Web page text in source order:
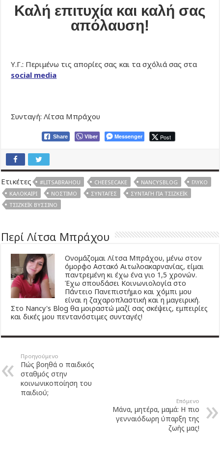
Καλή επιτυχία και καλή σας
απόλαυση!
Υ.Γ.: Περιμένω τις απορίες σας και τα σχόλιά σας στα
social media
Συνταγή: Λίτσα Μπράχου
Share Viber Messenger Post
Ετικέτες #LITSABRAHOU CHEESECAKE NANCYSBLOG
ΓΛΥΚΌ
ΚΑΛΟΚΑΊΡΙ
ΝΌΣΤΙΜΟ ΣΥΝΤΑΓΈΣ
ΣΥΝΤΑΓΉ ΓΙΑ ΤΣΙΖΚΈΙΚ
ΤΣΙΖΚΈΙΚ ΒΎΣΣΙΝΟ
Περί Λίτσα Μπράχου
Ονομάζομαι Λίτσα Μπράχου, μένω στον
όμορφο Αστακό Αιτωλοακαρνανίας, είμαι
παντρεμένη κι έχω ένα γιο 1,5 χρονών.
Έχω σπουδάσει Κοινωνιολογία στο
Πάντειο Πανεπιστήμιο και χόμπι μου
είναι η ζαχαροπλαστική και η μαγειρική.
Στο Nancy's Blog θα μοιραστώ μαζί σας σκέψεις, εμπειρίες
και δικές μου πεντανόστιμες συνταγές!
Προηγούμενο
Πώς βοηθά ο παιδικός
σταθμός στην
κοινωνικοποίηση του
παιδιού;
Επόμενο
Μάνα, μητέρα, μαμά: Η πιο
γενναιόδωρη ύπαρξη της
ζωής μας!